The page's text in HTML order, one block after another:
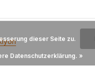
dieser Seite zu.
Datenschutzerklärung. »